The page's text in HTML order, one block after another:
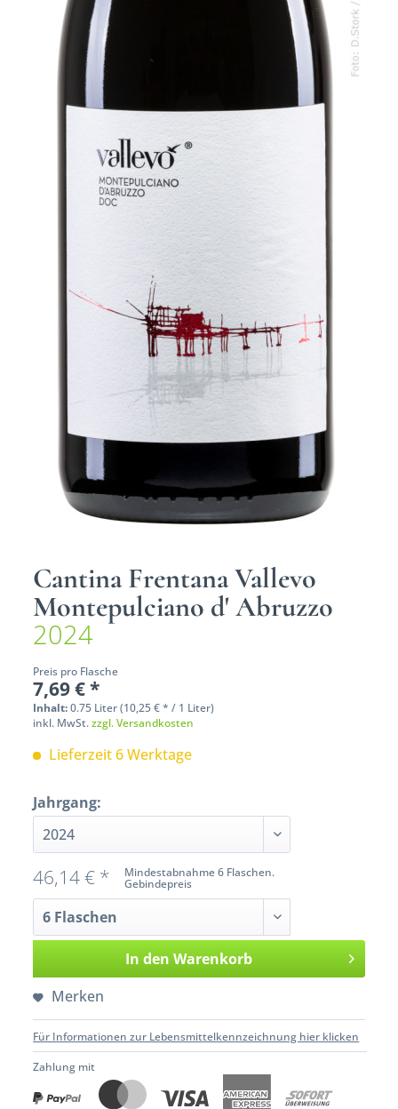
Cantina Frentana Vallevo
Montepulciano d' Abruzzo
2024
Preis pro Flasche
7,69 € *
Inhalt:0.75 Liter (10,25 € * / 1 Liter)
inkl. MwSt.zzgl. Versandkosten
Lieferzeit 6 Werktage
Jahrgang:
Mindestabnahme 6 Flaschen.
Gebindepreis
46,14 € *
In den Warenkorb
Merken
Für Informationen zur Lebensmittelkennzeichnung hier klicken
Zahlung mit